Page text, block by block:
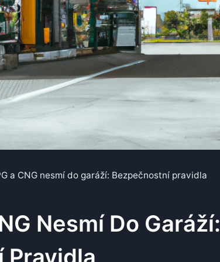
a CNG nesmí do garáží: Bezpečnostní pravidla
Nesmí Do Garáží: